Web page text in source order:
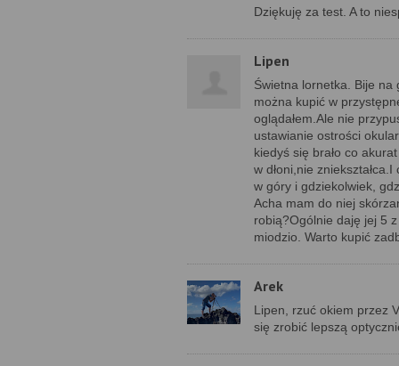
Dziękuję za test. A to
Lipen
Świetna lornetka. Bije na
można kupić w
oglądałem.Ale nie
ustawianie ostrości
kiedyś się brało co
w dłoni,nie
w góry i gdziekolwiek,
Acha mam do niej
robią?Ogólnie daję jej 5
miodzio. Warto kupić
Arek
Lipen, rzuć okiem przez
się zrobić lepszą